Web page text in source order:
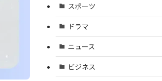
スポーツ
ドラマ
ニュース
ビジネス